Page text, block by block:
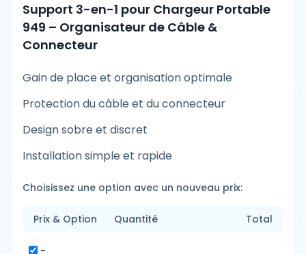
Support 3-en-1 pour Chargeur Portable
949 – Organisateur de Câble &
Connecteur
Gain de place et organisation optimale
Protection du câble et du connecteur
Design sobre et discret
Installation simple et rapide
Choisissez une option avec un nouveau prix:
Prix & Option Quantité Total